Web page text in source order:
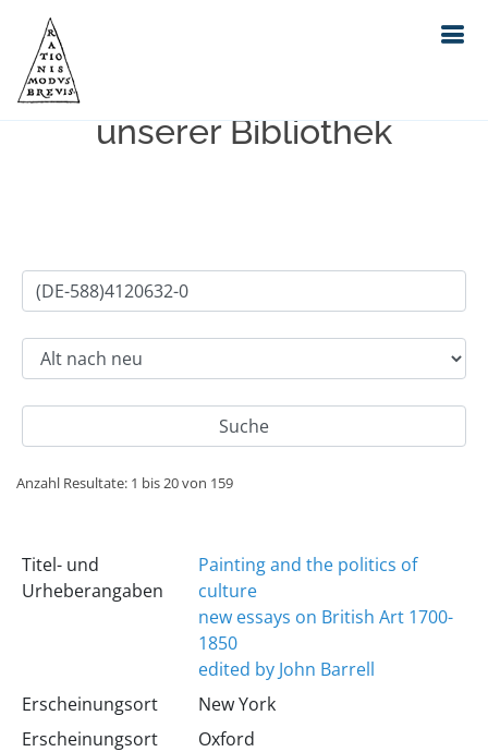
Einfache Suche im Bestand
unserer Bibliothek
Anzahl Resultate: 1 bis 20 von 159
Titel- und
Urheberangaben
Painting and the politics of
culture
new essays on British Art 1700-
1850
edited by John Barrell
Erscheinungsort
New York
Erscheinungsort
Oxford